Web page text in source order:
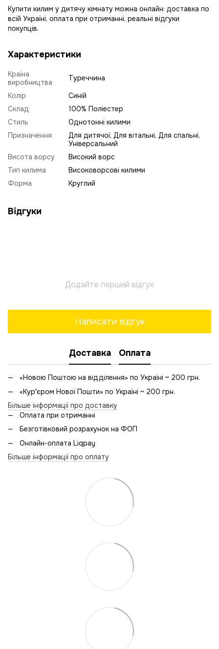
Купити килим у дитячу кімнату можна онлайн: доставка по
всій Україні, оплата при отриманні, реальні відгуки
покупців.
Характеристики
Країна
виробництва
Туреччина
Колір
Синій
Склад
100% Поліестер
Стиль
Однотонні килими
Призначення
Для дитячої, Для вітальні, Для спальні,
Універсальний
Висота ворсу
Високий ворс
Тип килима
Високоворсові килими
Форма
Круглий
Відгуки
Додайте перший відгук
Написати відгук
Доставка Оплата
«Новою Поштою на відділення» по Україні ~ 200 грн.
«Кур'єром Нової Пошти» по Україні ~ 200 грн.
Більше інформації про доставку
Оплата при отриманні
Безготівковий розрахунок на ФОП
Онлайн-оплата Liqpay
Більше інформації про оплату